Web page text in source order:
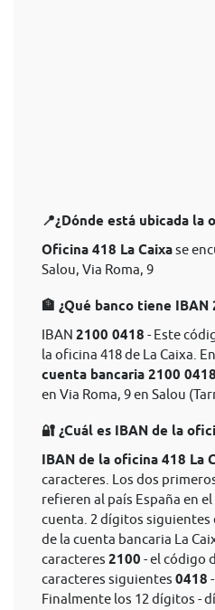
📍¿Dónde está ubicada la
Oficina 418 La Caixase
Salou, Via Roma, 9
🏦 ¿Qué banco tiene IBAN
IBAN 2100 0418 - Este
la oficina 418 de La Caixa.
cuenta bancaria 2100 0418
en Via Roma, 9 en Salou
🔐 ¿Cuál es IBAN de la
IBAN de la oficina 418 La
caracteres. Los dos
refieren al país España en
cuenta. 2 dígitos siguientes
de la cuenta bancaria La
caracteres 2100 - el código
caracteres siguientes 0418
Finalmente los 12 dígitos -